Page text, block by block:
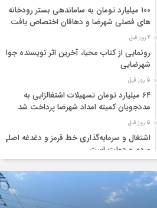
۱۰۰ میلیارد تومان به ساماندهی بستر رودخانه
های فصلی شهرضا و دهاقان اختصاص یافت
2 روز قبل
رونمایی از کتاب محیا، آخرین اثر نویسنده جوان
شهرضایی
5 روز قبل
۶۴ میلیارد تومان تسهیلات اشتغالزایی به
مددجویان کمیته امداد شهرضا پرداخت شد
5 روز قبل
اشتغال و سرمایه‌گذاری خط قرمز و دغدغه اصلی
مردم و دولت است
۴۴ میلیارد تومان تسهیلات بنیاد برکت به آسیب
دیدگان جنگ در شهرضا اختصاص یافت